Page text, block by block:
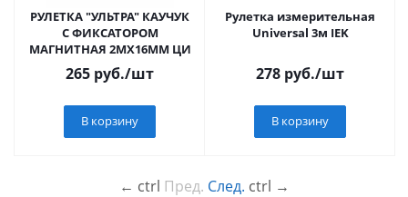
РУЛЕТКА "УЛЬТРА" КАУЧУК
С ФИКСАТОРОМ
МАГНИТНАЯ 2МХ16ММ ЦИ
265 руб./шт
В корзину
Рулетка измерительная
Universal 3м IEK
278 руб./шт
В корзину
← ctrl Пред. След. ctrl →